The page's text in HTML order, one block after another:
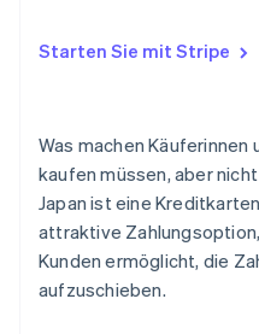
werden?
Starten Sie mit Stripe
Was machen Käuferinnen
kaufen müssen, aber
Japan ist eine
attraktive
Kunden ermöglicht, die
aufzuschieben.